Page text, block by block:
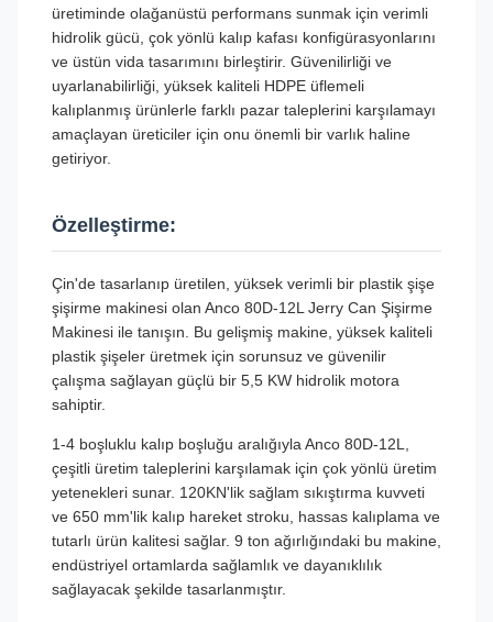
üretiminde olağanüstü performans sunmak için verimli
hidrolik gücü, çok yönlü kalıp kafası konfigürasyonlarını
ve üstün vida tasarımını birleştirir. Güvenilirliği ve
uyarlanabilirliği, yüksek kaliteli HDPE üflemeli
kalıplanmış ürünlerle farklı pazar taleplerini karşılamayı
amaçlayan üreticiler için onu önemli bir varlık haline
getiriyor.
Özelleştirme:
Çin'de tasarlanıp üretilen, yüksek verimli bir plastik şişe
şişirme makinesi olan Anco 80D-12L Jerry Can Şişirme
Makinesi ile tanışın. Bu gelişmiş makine, yüksek kaliteli
plastik şişeler üretmek için sorunsuz ve güvenilir
çalışma sağlayan güçlü bir 5,5 KW hidrolik motora
sahiptir.
1-4 boşluklu kalıp boşluğu aralığıyla Anco 80D-12L,
çeşitli üretim taleplerini karşılamak için çok yönlü üretim
yetenekleri sunar. 120KN'lik sağlam sıkıştırma kuvveti
ve 650 mm'lik kalıp hareket stroku, hassas kalıplama ve
tutarlı ürün kalitesi sağlar. 9 ton ağırlığındaki bu makine,
endüstriyel ortamlarda sağlamlık ve dayanıklılık
sağlayacak şekilde tasarlanmıştır.